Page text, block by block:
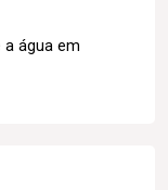
a água em